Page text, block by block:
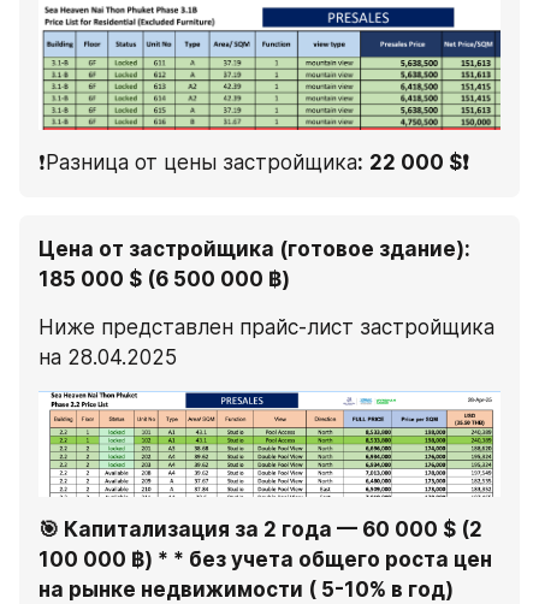
❗Разница от цены застройщика: 22 000 $❗
Цена от застройщика (готовое здание):
185 000 $ (6 500 000 ฿)
Ниже представлен прайс-лист застройщика
на 28.04.2025
🎯 Капитализация за 2 года — 60 000 $ (2
100 000 ฿) * * без учета общего роста цен
на рынке недвижимости ( 5-10% в год)